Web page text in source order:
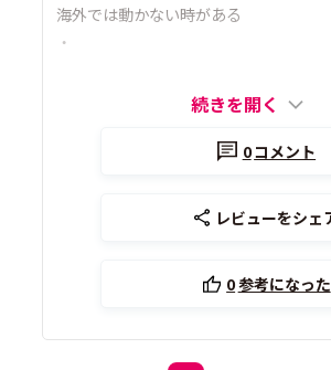
海外では動かない時がある
・
続きを開く
0コメント
レビューをシェ
0参考になった